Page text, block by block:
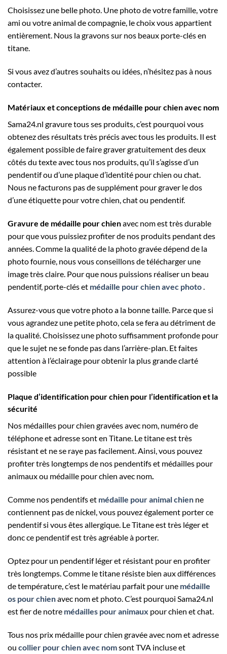
Choisissez une belle photo. Une photo de votre famille, votre
ami ou votre animal de compagnie, le choix vous appartient
entièrement. Nous la gravons sur nos beaux porte-clés en
titane.
Si vous avez d’autres souhaits ou idées, n’hésitez pas à nous
contacter.
Matériaux et conceptions de médaille pour chien avec nom
Sama24.nl gravure tous ses produits, c’est pourquoi vous
obtenez des résultats très précis avec tous les produits. Il est
également possible de faire graver gratuitement des deux
côtés du texte avec tous nos produits, qu’il s’agisse d’un
pendentif ou d’une plaque d’identité pour chien ou chat.
Nous ne facturons pas de supplément pour graver le dos
d’une étiquette pour votre chien, chat ou pendentif.
Gravure de médaille pour chienavec nom est très durable
pour que vous puissiez profiter de nos produits pendant des
années. Comme la qualité de la photo gravée dépend de la
photo fournie, nous vous conseillons de télécharger une
image très claire. Pour que nous puissions réaliser un beau
pendentif, porte-clés et médaille pour chien avec photo.
Assurez-vous que votre photo a la bonne taille. Parce que si
vous agrandez une petite photo, cela se fera au détriment de
la qualité. Choisissez une photo suffisamment profonde pour
que le sujet ne se fonde pas dans l’arrière-plan. Et faites
attention à l’éclairage pour obtenir la plus grande clarté
possible
Plaque d’identification pour chien pour l’identification et la
sécurité
Nos médailles pour chien gravées avec nom, numéro de
téléphone et adresse sont en Titane. Le titane est très
résistant et ne se raye pas facilement. Ainsi, vous pouvez
profiter très longtemps de nos pendentifs et médailles pour
animaux ou médaille pour chien avec nom.
Comme nos pendentifs et médaille pour animal chien ne
contiennent pas de nickel, vous pouvez également porter ce
pendentif si vous êtes allergique. Le Titane est très léger et
donc ce pendentif est très agréable à porter.
Optez pour un pendentif léger et résistant pour en profiter
très longtemps. Comme le titane résiste bien aux différences
de température, c’est le matériau parfait pour une médaille
os pour chienavec nom et photo. C’est pourquoi Sama24.nl
est fier de notre médailles pour animaux pour chien et chat.
Tous nos prix médaille pour chien gravée avec nom et adresse
ou collier pour chien avec nomsont TVA incluse et